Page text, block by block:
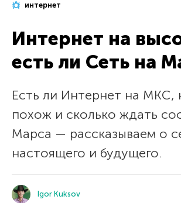
интернет
Интернет на
есть ли Cеть на
Есть ли Интернет на МКС,
похож и сколько ждать
Марса — рассказываем о
настоящего и будущего.
Igor Kuksov